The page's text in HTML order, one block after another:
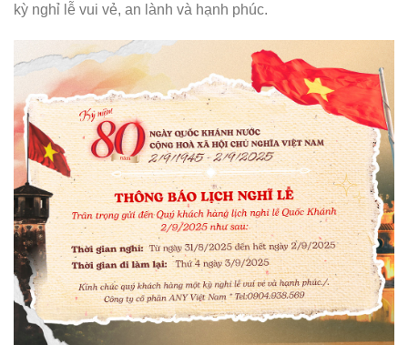
kỳ nghỉ lễ vui vẻ, an lành và hạnh phúc.